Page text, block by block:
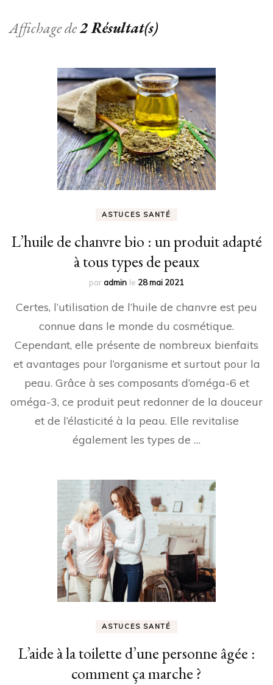
Affichage de2 Résultat(s)
ASTUCES SANTÉ
L’huile de chanvre bio : un produit adapté
à tous types de peaux
paradmin le 28 mai 2021
Certes, l’utilisation de l’huile de chanvre est peu
connue dans le monde du cosmétique.
Cependant, elle présente de nombreux bienfaits
et avantages pour l’organisme et surtout pour la
peau. Grâce à ses composants d’oméga-6 et
oméga-3, ce produit peut redonner de la douceur
et de l’élasticité à la peau. Elle revitalise
également les types de …
ASTUCES SANTÉ
L’aide à la toilette d’une personne âgée :
comment ça marche ?